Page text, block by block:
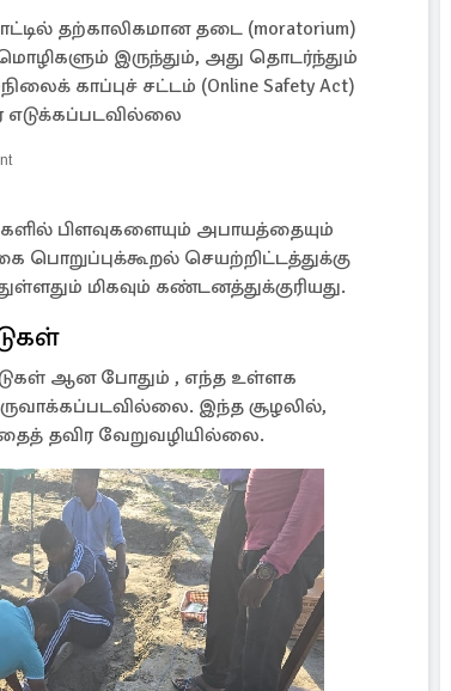
தற்காலிகமான தடை (moratorium)
இருந்தும், அது தொடர்ந்தும்
காப்புச் சட்டம் (Online Safety Act)
எடுக்கப்படவில்லை
பிளவுகளையும் அபாயத்தையும்
பொறுப்புக்கூறல் செயற்றிட்டத்துக்கு
மிகவும் கண்டனத்துக்குரியது.
ஆன போதும் , எந்த உள்ளக
இந்த சூழலில்,
தவிர வேறுவழியில்லை.